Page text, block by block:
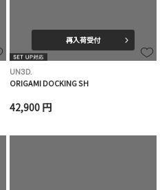
再入荷受付
UN3D.
ORIGAMI DOCKING SH
42,900 円